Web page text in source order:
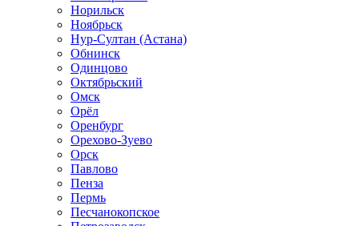
Норильск
Ноябрьск
Нур-Султан (Астана)
Обнинск
Одинцово
Октябрьский
Омск
Орёл
Оренбург
Орехово-Зуево
Орск
Павлово
Пенза
Пермь
Песчанокопское